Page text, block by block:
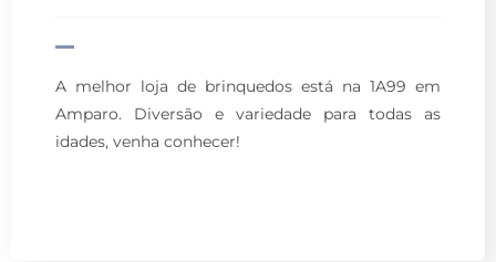
A melhor loja de brinquedos está na 1A99 em
Amparo. Diversão e variedade para todas as
idades, venha conhecer!